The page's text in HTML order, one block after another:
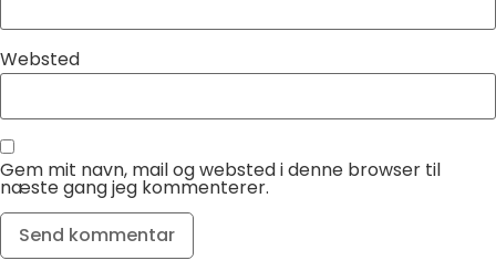
Websted
Gem mit navn, mail og websted i denne browser til
næste gang jeg kommenterer.